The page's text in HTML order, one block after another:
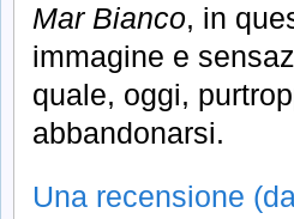
Mar Bianco, in
immagine e
quale, oggi,
abbandonarsi.
Una recensione